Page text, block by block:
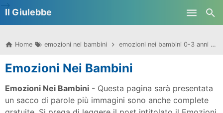
Il Giulebbe
Home emozioni nei bambini emozioni nei bambini 0-3 anni
Emozioni Nei Bambini
Emozioni Nei Bambini - Questa pagina sarà presentata
un sacco di parole più immagini sono anche complete